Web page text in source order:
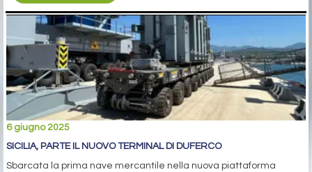
6 giugno 2025
SICILIA, PARTE IL NUOVO TERMINAL DI DUFERCO
Sbarcata la prima nave mercantile nella nuova piattaforma